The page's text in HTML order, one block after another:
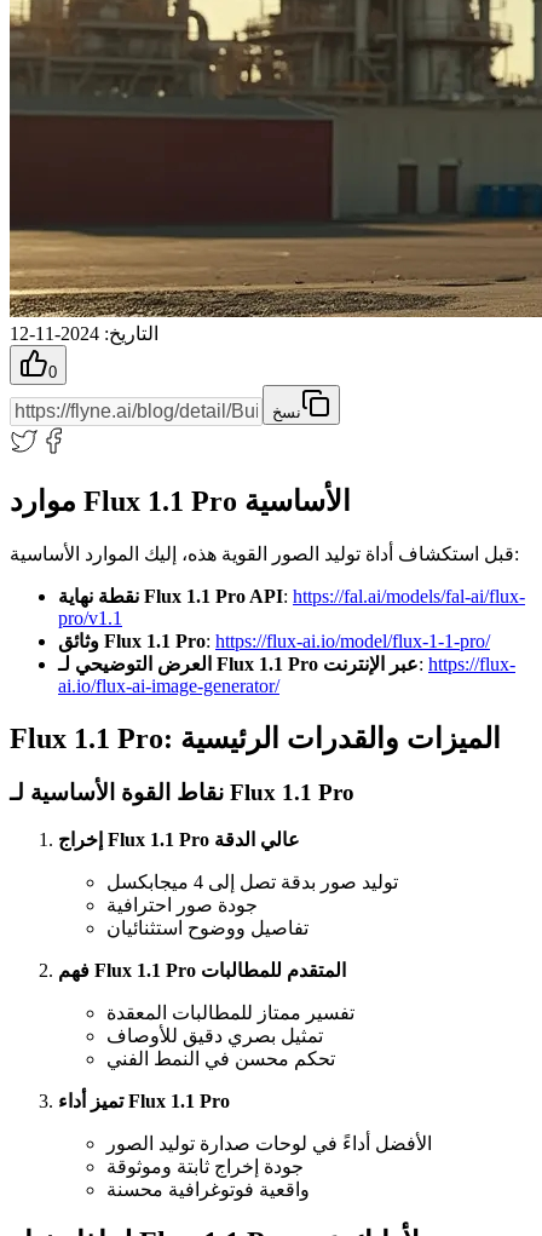
التاريخ:
2024-11-12
0
نسخ
موارد Flux 1.1 Pro الأساسية
قبل استكشاف أداة توليد الصور القوية هذه، إليك الموارد الأساسية:
نقطة نهاية Flux 1.1 Pro API: https://fal.ai/models/fal-ai/flux-
pro/v1.1
وثائق Flux 1.1 Pro: https://flux-ai.io/model/flux-1-1-pro/
العرض التوضيحي لـ Flux 1.1 Pro عبر الإنترنت: https://flux-
ai.io/flux-ai-image-generator/
Flux 1.1 Pro: الميزات والقدرات الرئيسية
نقاط القوة الأساسية لـ Flux 1.1 Pro
إخراج Flux 1.1 Pro عالي الدقة
توليد صور بدقة تصل إلى 4 ميجابكسل
جودة صور احترافية
تفاصيل ووضوح استثنائيان
فهم Flux 1.1 Pro المتقدم للمطالبات
تفسير ممتاز للمطالبات المعقدة
تمثيل بصري دقيق للأوصاف
تحكم محسن في النمط الفني
تميز أداء Flux 1.1 Pro
الأفضل أداءً في لوحات صدارة توليد الصور
جودة إخراج ثابتة وموثوقة
واقعية فوتوغرافية محسنة